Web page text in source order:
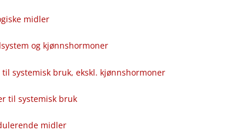
midler
og kjønnshormoner
til systemisk bruk, ekskl. kjønnshormoner
til systemisk bruk
midler